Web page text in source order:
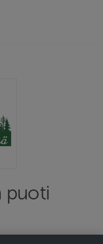
puoti
kuivattuja. Kaikki